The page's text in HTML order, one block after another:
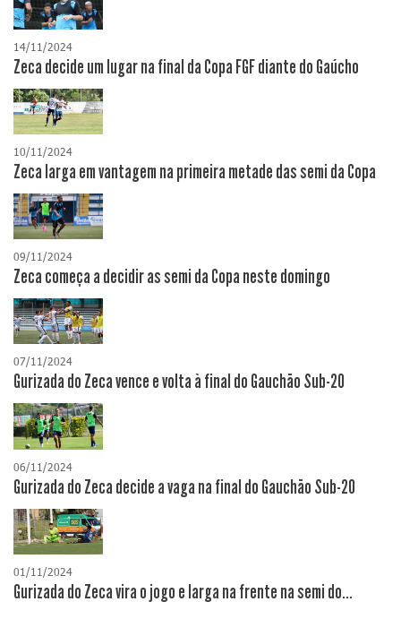
14/11/2024
Zeca decide um lugar na final da Copa FGF diante do Gaúcho
10/11/2024
Zeca larga em vantagem na primeira metade das semi da Copa
09/11/2024
Zeca começa a decidir as semi da Copa neste domingo
07/11/2024
Gurizada do Zeca vence e volta à final do Gauchão Sub-20
06/11/2024
Gurizada do Zeca decide a vaga na final do Gauchão Sub-20
01/11/2024
Gurizada do Zeca vira o jogo e larga na frente na semi do...